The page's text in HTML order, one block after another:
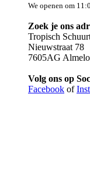
We openen om
Zoek je ons
Tropisch
Nieuwstraat 78
7605AG Almelo
Volg ons op
Facebook of